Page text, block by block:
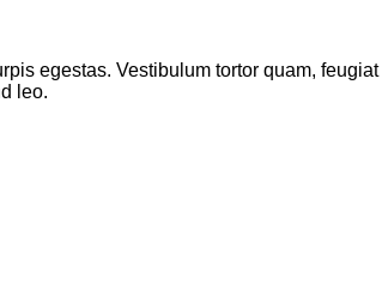
egestas. Vestibulum tortor quam,
leo.